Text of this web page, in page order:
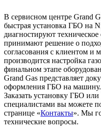
В сервисном центре Grand
быстрая установка ГБО на
диагностируют
принимают решение о
согласования с клиентом и
производится настройка
финальном этапе
Grand Gas представляет
оформления ГБО на машину.
Заказать установку ГБО
специалистами вы можете
странице «Контакты». Мы
технические вопросы.